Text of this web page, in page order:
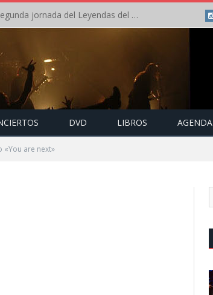
Crónica: Arch Enemy brilla en la segunda jornada del Leyendas del Rock – Jueves – Agosto 2026
DVD LIBROS AGENDA
«You are next»